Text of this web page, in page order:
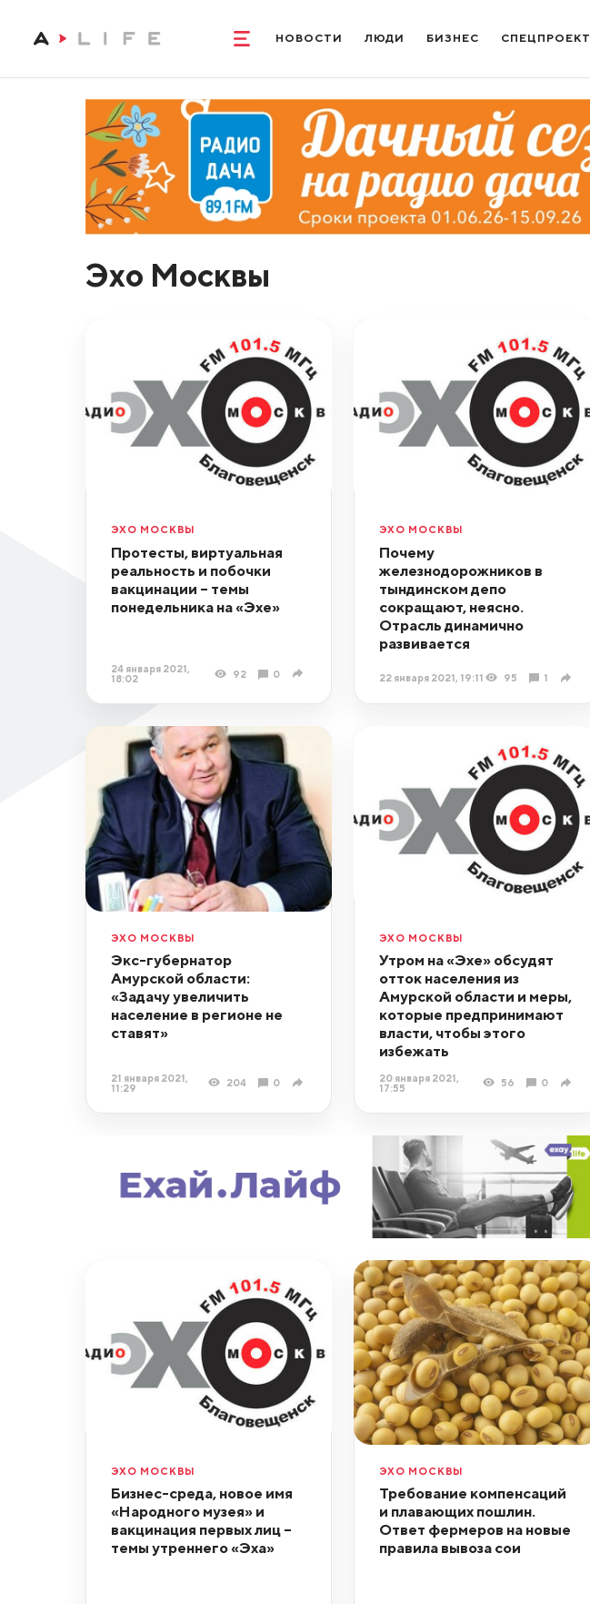
НОВОСТИ ЛЮДИ БИЗНЕС СПЕЦПРОЕКТ
Эхо Москвы
ЭХО МОСКВЫ
Протесты, виртуальная
реальность и побочки
вакцинации – темы
понедельника на «Эхе»
24 января 2021,
18:02
92 0
ЭХО МОСКВЫ
Почему
железнодорожников в
тындинском депо
сокращают, неясно.
Отрасль динамично
развивается
22 января 2021, 19:11 95 1
ЭХО МОСКВЫ
Экс-губернатор
Амурской области:
«Задачу увеличить
население в регионе не
ставят»
21 января 2021,
11:29
204 0
ЭХО МОСКВЫ
Утром на «Эхе» обсудят
отток населения из
Амурской области и меры,
которые предпринимают
власти, чтобы этого
избежать
20 января 2021,
17:55
56 0
ЭХО МОСКВЫ
Бизнес-среда, новое имя
«Народного музея» и
вакцинация первых лиц –
темы утреннего «Эха»
ЭХО МОСКВЫ
Требование компенсаций
и плавающих пошлин.
Ответ фермеров на новые
правила вывоза сои